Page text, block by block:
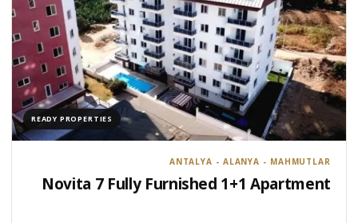
READY PROPERTIES
ANTALYA - ALANYA - MAHMUTLAR
Novita 7 Fully Furnished 1+1 Apartment